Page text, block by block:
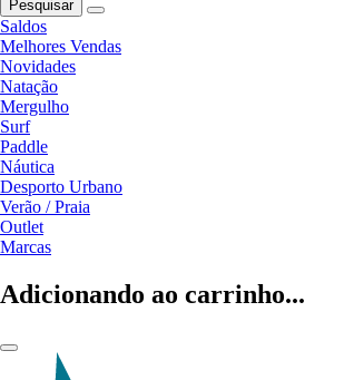
Pesquisar
Saldos
Melhores Vendas
Novidades
Natação
Mergulho
Surf
Paddle
Náutica
Desporto Urbano
Verão / Praia
Outlet
Marcas
Adicionando ao carrinho...